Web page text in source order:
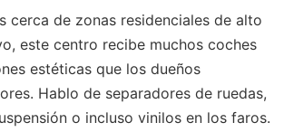
cerca de zonas residenciales de alto
este centro recibe muchos coches
estéticas que los dueños
Hablo de separadores de ruedas,
o incluso vinilos en los faros.